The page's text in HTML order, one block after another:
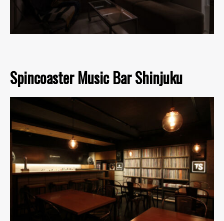
Spincoaster Music Bar Shinjuku